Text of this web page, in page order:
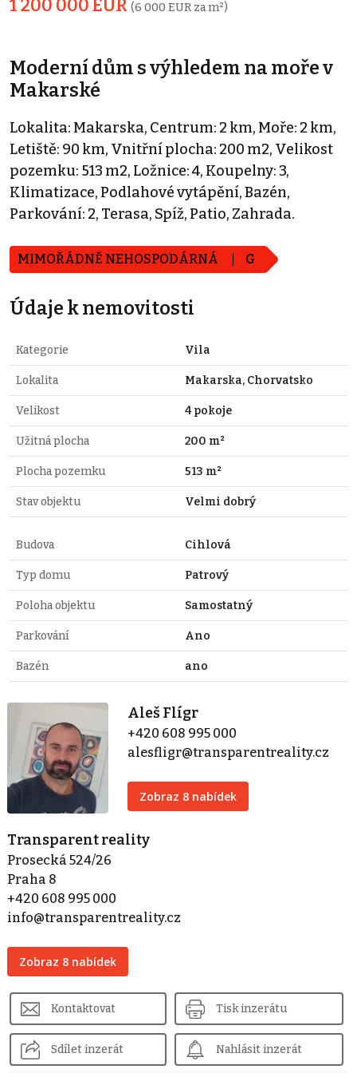
1 200 000 EUR (6 000 EUR za m²)
Moderní dům s výhledem na moře v
Makarské
Lokalita: Makarska, Centrum: 2 km, Moře: 2 km,
Letiště: 90 km, Vnitřní plocha: 200 m2, Velikost
pozemku: 513 m2, Ložnice: 4, Koupelny: 3,
Klimatizace, Podlahové vytápění, Bazén,
Parkování: 2, Terasa, Spíž, Patio, Zahrada.
MIMOŘÁDNĚ NEHOSPODÁRNÁ G
Údaje k nemovitosti
Kategorie Vila
Lokalita Makarska, Chorvatsko
Velikost 4 pokoje
Užitná plocha 200 m²
Plocha pozemku 513 m²
Stav objektu Velmi dobrý
Budova Cihlová
Typ domu Patrový
Poloha objektu Samostatný
Parkování Ano
Bazén ano
Aleš Flígr
+420 608 995 000
alesfligr@transparentreality.cz
Zobraz 8 nabídek
Transparent reality
Prosecká 524/26
Praha 8
+420 608 995 000
info@transparentreality.cz
Zobraz 8 nabídek
Kontaktovat Tisk inzerátu
Sdílet inzerát Nahlásit inzerát